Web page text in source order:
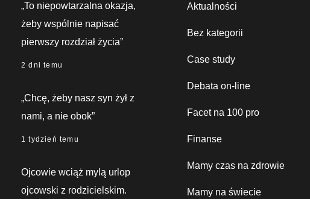
„To niepowtarzalna okazja,
żeby wspólnie napisać
pierwszy rozdział życia”
2 dni temu
„Chcę, żeby nasz syn żył z
nami, a nie obok”
1 tydzień temu
Ojcowie wciąż mylą urlop
ojcowski z rodzicielskim.
Aktualności
Bez kategorii
Case study
Debata on-line
Facet na 100 pro
Finanse
Mamy czas na zdrowie
Mamy na świecie